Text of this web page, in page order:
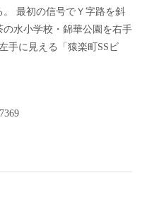
最初の信号でＹ字路を斜
水小学校・錦華公園を右手
手に見える「猿楽町SSビ